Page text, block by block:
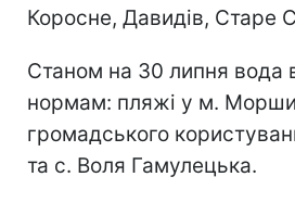
Коросне, Давидів, Старе
Станом на 30 липня вода
нормам: пляжі у м.
громадського
та с. Воля Гамулецька.